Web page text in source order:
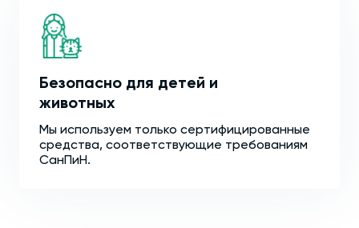
Безопасно для детей и
животных
Мы используем только сертифицированные
средства, соответствующие требованиям
СанПиН.